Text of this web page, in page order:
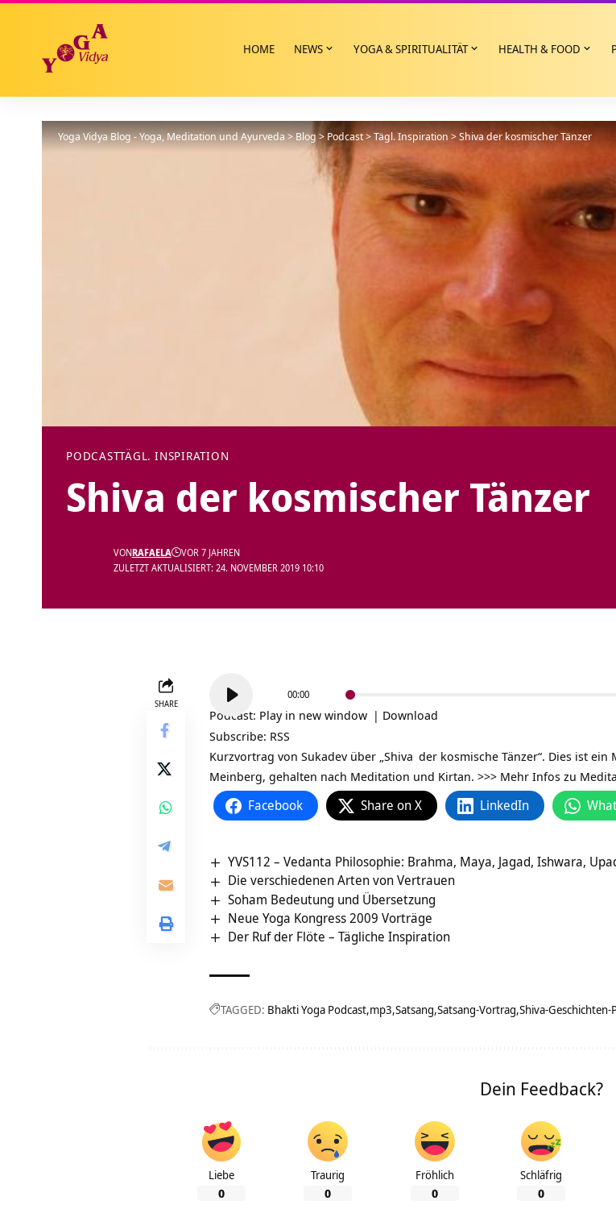
HOME NEWS YOGA & SPIRITUALITÄT HEALTH & FOOD
Yoga Vidya Blog - Yoga, Meditation und Ayurveda>Blog>Podcast>Tägl. Inspiration>Shiva der kosmischer Tänzer
PODCASTTÄGL. INSPIRATION
Shiva der kosmischer Tänzer
ZULETZT AKTUALISIERT: 24. NOVEMBER 2019 10:10
VONRAFAELA VOR 7 JAHREN
SHARE
Player
00:00
Podcast: Play in new window | Download
Subscribe: RSS
Kurzvortrag von Sukadev über „Shiva der kosmische Tänzer“. Dies ist
Meinberg, gehalten nach Meditation und Kirtan. >>> Mehr Infos zu
Facebook Share on X LinkedIn
YVS112 – Vedanta Philosophie: Brahma, Maya, Jagad, Ishwara,
Die verschiedenen Arten von Vertrauen
Soham Bedeutung und Übersetzung
Neue Yoga Kongress 2009 Vorträge
Der Ruf der Flöte – Tägliche Inspiration
TAGGED: Bhakti Yoga Podcast mp3 Satsang Satsang-Vortrag Shiva-Geschichten-
Dein Feedback?
Liebe
0
Traurig
0
Fröhlich
0
Schläfrig
0